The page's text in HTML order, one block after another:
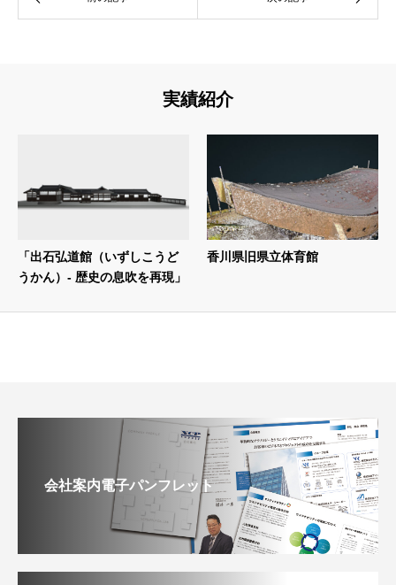
実績紹介
「出石弘道館（いずしこうど
うかん）- 歴史の息吹を再現」
香川県旧県立体育館
会社案内電子パンフレット